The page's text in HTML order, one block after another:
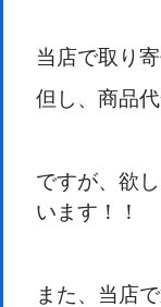
当店で取り
但し、商品
ですが、欲
います！！
また、当店